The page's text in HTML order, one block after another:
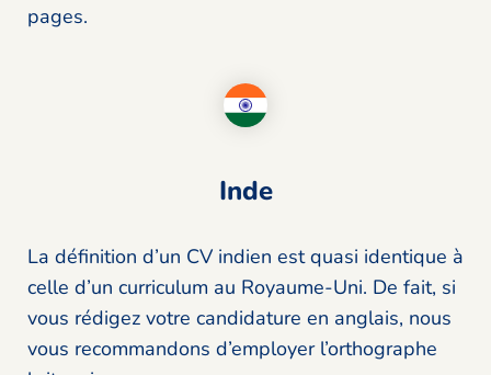
pages.
Inde
La définition d’un CV indien est quasi identique à
celle d’un curriculum au Royaume-Uni. De fait, si
vous rédigez votre candidature en anglais, nous
vous recommandons d’employer l’orthographe